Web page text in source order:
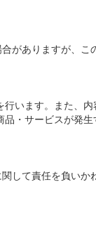
がありますが、
います。また、
・サービスが発
して責任を負いか